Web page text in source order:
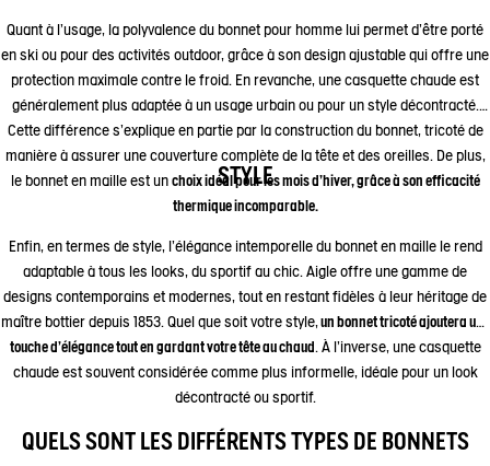
Quant à l'usage, la polyvalence du bonnet pour homme lui permet d'être porté
en ski ou pour des activités outdoor, grâce à son design ajustable qui offre une
protection maximale contre le froid. En revanche, une casquette chaude est
généralement plus adaptée à un usage urbain ou pour un style décontracté.
Cette différence s'explique en partie par la construction du bonnet, tricoté de
manière à assurer une couverture complète de la tête et des oreilles. De plus,
le bonnet en maille est un choix idéal pour les mois d'hiver, grâce à son efficacité
thermique incomparable.
STYLE
Enfin, en termes de style, l'élégance intemporelle du bonnet en maille le rend
adaptable à tous les looks, du sportif au chic. Aigle offre une gamme de
designs contemporains et modernes, tout en restant fidèles à leur héritage de
maître bottier depuis 1853. Quel que soit votre style,un bonnet tricoté ajoutera une
touche d'élégance tout en gardant votre tête au chaud . À l'inverse, une casquette
chaude est souvent considérée comme plus informelle, idéale pour un look
décontracté ou sportif.
QUELS SONT LES DIFFÉRENTS TYPES DE BONNETS